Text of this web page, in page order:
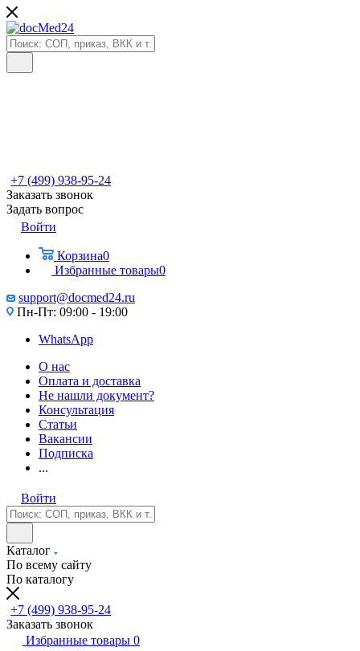
+7 (499) 938-95-24
Заказать звонок
Задать вопрос
Войти
Корзина0
Избранные товары0
support@docmed24.ru
Пн-Пт: 09:00 - 19:00
WhatsApp
О нас
Оплата и доставка
Не нашли документ?
Консультация
Статьи
Вакансии
Подписка
...
Войти
Каталог
По всему сайту
По каталогу
+7 (499) 938-95-24
Заказать звонок
Избранные товары 0